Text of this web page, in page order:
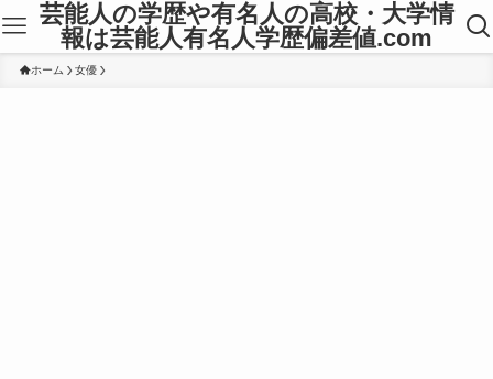
芸能人の学歴や有名人の高校・大学情
報は芸能人有名人学歴偏差値.com
ホーム 女優